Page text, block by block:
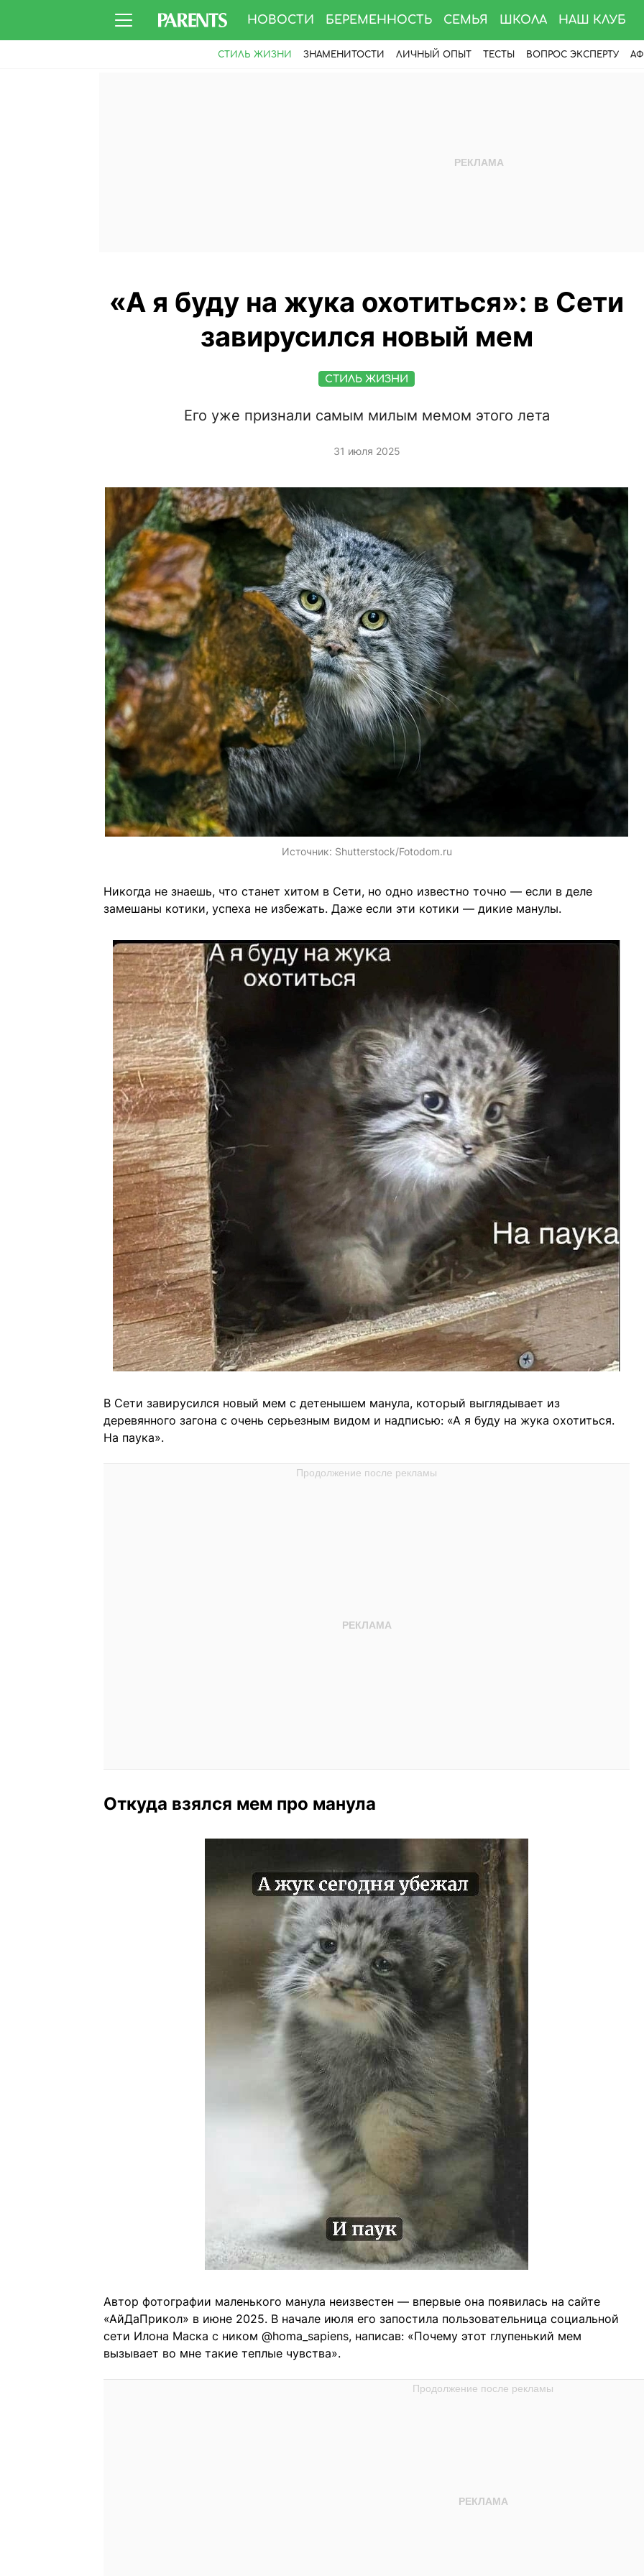
НОВОСТИ БЕРЕМЕННОСТЬ СЕМЬЯ ШКОЛА НАШ КЛУБ
СТИЛЬ ЖИЗНИ ЗНАМЕНИТОСТИ ЛИЧНЫЙ ОПЫТ ТЕСТЫ ВОПРОС ЭКСПЕРТУ
«А я буду на жука охотиться»: в Сети
завирусился новый мем
СТИЛЬ ЖИЗНИ
Его уже признали самым милым мемом этого лета
31 июля 2025
Источник: Shutterstock/Fotodom.ru
Никогда не знаешь, что станет хитом в Сети, но одно известно точно — если в деле
замешаны котики, успеха не избежать. Даже если эти котики — дикие манулы.
В Сети завирусился новый мем с детенышем манула, который выглядывает из
деревянного загона с очень серьезным видом и надписью: «А я буду на жука охотиться.
На паука».
Откуда взялся мем про манула
Автор фотографии маленького манула неизвестен — впервые она появилась на сайте
«АйДаПрикол» в июне 2025. В начале июля его запостила пользовательница социальной
сети Илона Маска с ником @homa_sapiens, написав: «Почему этот глупенький мем
вызывает во мне такие теплые чувства».